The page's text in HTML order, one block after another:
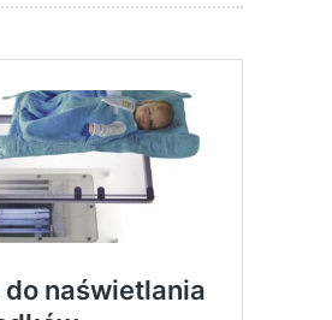
329.00 zł